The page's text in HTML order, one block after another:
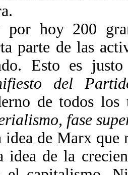
por hoy 200
parte de las
Esto es
del
de todos
fase
idea de Marx que
idea de la